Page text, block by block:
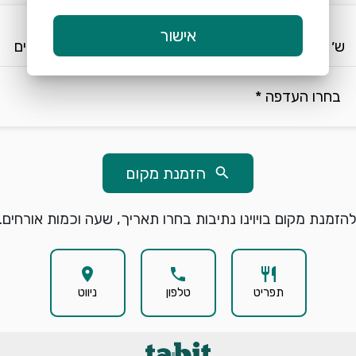
keyboard_arrow_down
ש׳ 8/8
keyboard_arrow_down
19:15
בחרו העדפה *
search הזמנת מקום
להזמנת מקום בויוינו נתיבות בחרו תאריך, שעה וכמות אורחים.
restaurant
תפריט
phone
טלפון
location_on
ניווט
אישור